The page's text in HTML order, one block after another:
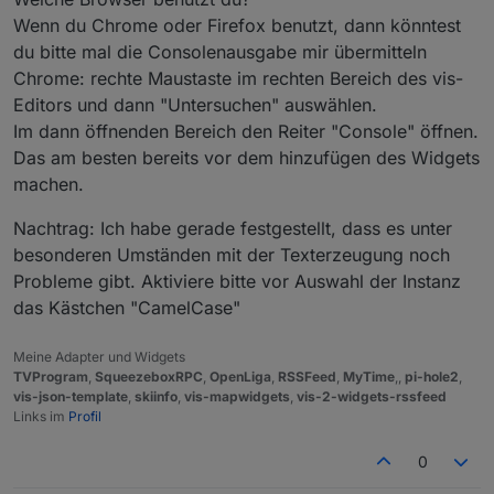
Wenn du Chrome oder Firefox benutzt, dann könntest
du bitte mal die Consolenausgabe mir übermitteln
Chrome: rechte Maustaste im rechten Bereich des vis-
Editors und dann "Untersuchen" auswählen.
Im dann öffnenden Bereich den Reiter "Console" öffnen.
Das am besten bereits vor dem hinzufügen des Widgets
machen.
Nachtrag: Ich habe gerade festgestellt, dass es unter
besonderen Umständen mit der Texterzeugung noch
Probleme gibt. Aktiviere bitte vor Auswahl der Instanz
das Kästchen "CamelCase"
Meine Adapter und Widgets
TVProgram SqueezeboxRPC OpenLiga RSSFeed MyTime pi-hole2
vis-json-template skiinfo vis-mapwidgets vis-2-widgets-rssfeed
Links im Profil
0